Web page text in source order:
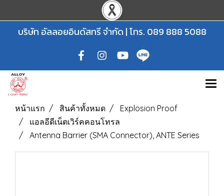
บริษัท อัลลอยอินดัสทรี จำกัด | โทร. 089 888 5088
หน้าแรก สินค้าทั้งหมด
Explosion Proof
แอลอีดีเน็ตเวิร์คคอนโทรล
Antenna Barrier (SMA Connector), ANTE Series